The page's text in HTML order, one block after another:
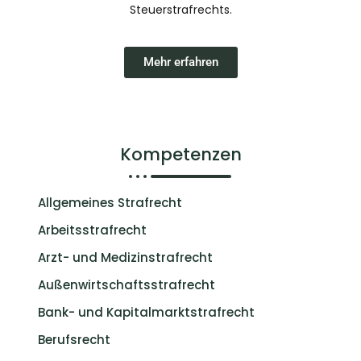
Steuerstrafrechts.
Mehr erfahren
Kompetenzen
Allgemeines Strafrecht
Arbeitsstrafrecht
Arzt- und Medizinstrafrecht
Außenwirtschaftsstrafrecht
Bank- und Kapitalmarktstrafrecht
Berufsrecht